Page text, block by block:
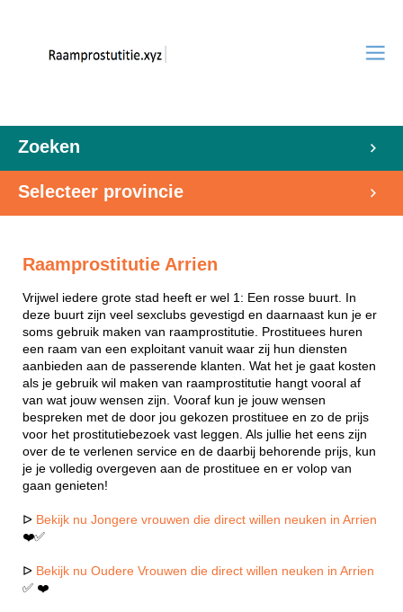
Zoeken
Selecteer provincie
Raamprostitutie Arrien
Vrijwel iedere grote stad heeft er wel 1: Een rosse buurt. In
deze buurt zijn veel sexclubs gevestigd en daarnaast kun je er
soms gebruik maken van raamprostitutie. Prostituees huren
een raam van een exploitant vanuit waar zij hun diensten
aanbieden aan de passerende klanten. Wat het je gaat kosten
als je gebruik wil maken van raamprostitutie hangt vooral af
van wat jouw wensen zijn. Vooraf kun je jouw wensen
bespreken met de door jou gekozen prostituee en zo de prijs
voor het prostitutiebezoek vast leggen. Als jullie het eens zijn
over de te verlenen service en de daarbij behorende prijs, kun
je je volledig overgeven aan de prostituee en er volop van
gaan genieten!
ᐅ Bekijk nu Jongere vrouwen die direct willen neuken in Arrien
❤️✅
ᐅ Bekijk nu Oudere Vrouwen die direct willen neuken in Arrien
✅ ❤️